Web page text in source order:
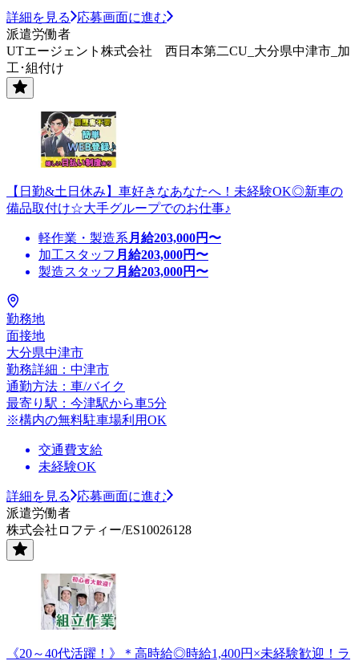
詳細を見る
応募画面に進む
派遣労働者
UTエージェント株式会社 西日本第二CU_大分県中津市_加
工･組付け
【日勤&土日休み】車好きなあなたへ！未経験OK◎新車の
備品取付け☆大手グループでのお仕事♪
軽作業・製造系 月給203,000円〜
加工スタッフ 月給203,000円〜
製造スタッフ 月給203,000円〜
勤務地
面接地
大分県中津市
勤務詳細：中津市
通勤方法：車/バイク
最寄り駅：今津駅から車5分
※構内の無料駐車場利用OK
交通費支給
未経験OK
詳細を見る
応募画面に進む
派遣労働者
株式会社ロフティー/ES10026128
《20～40代活躍！》＊高時給◎時給1,400円×未経験歓迎！ラ